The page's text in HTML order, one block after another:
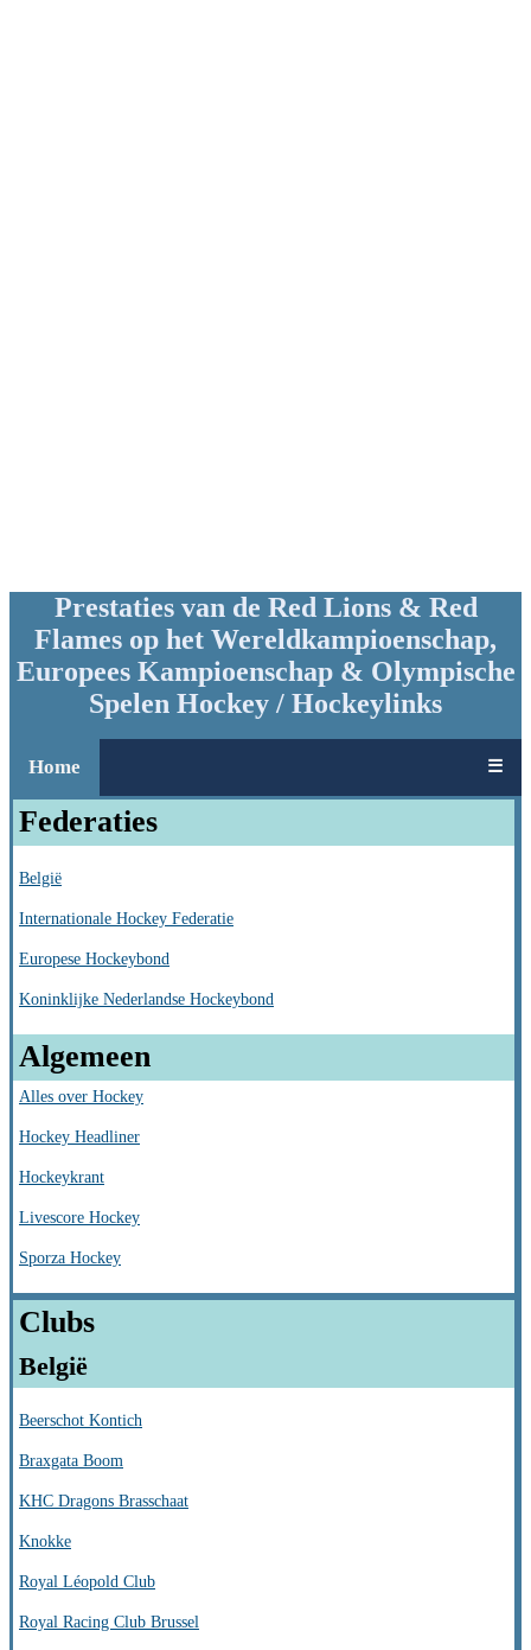
Prestaties van de Red Lions & Red
Flames op het Wereldkampioenschap,
Europees Kampioenschap & Olympische
Spelen Hockey / Hockeylinks
Home ☰
Federaties
België
Internationale Hockey Federatie
Europese Hockeybond
Koninklijke Nederlandse Hockeybond
Algemeen
Alles over Hockey
Hockey Headliner
Hockeykrant
Livescore Hockey
Sporza Hockey
Clubs
België
Beerschot Kontich
Braxgata Boom
KHC Dragons Brasschaat
Knokke
Royal Léopold Club
Royal Racing Club Brussel